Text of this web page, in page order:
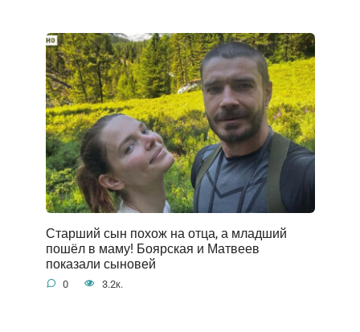
Старший сын похож на отца, а младший
пошёл в маму! Боярская и Матвеев
показали сыновей
0 3.2к.